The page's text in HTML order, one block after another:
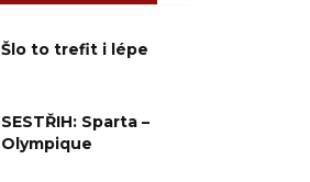
Šlo to trefit i lépe
SESTŘIH: Sparta –
Olympique